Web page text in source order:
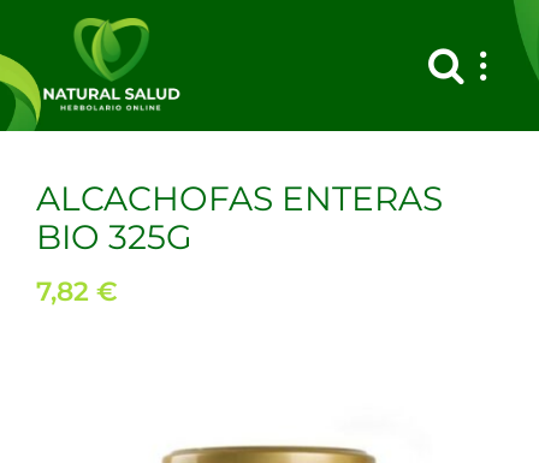
contenido
ALCACHOFAS ENTERAS
BIO 325G
7,82 €